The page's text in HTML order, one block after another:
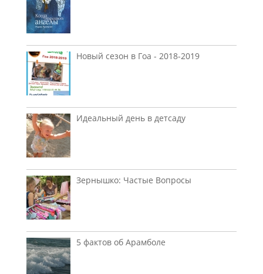
Новый сезон в Гоа - 2018-2019
Идеальный день в детсаду
Зернышко: Частые Вопросы
5 фактов об Арамболе